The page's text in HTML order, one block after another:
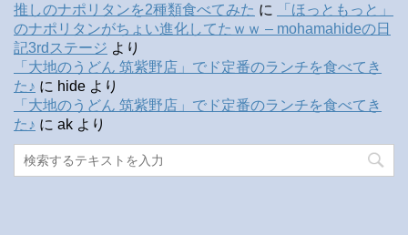
推しのナポリタンを2種類食べてみた に
「ほっともっと」
のナポリタンがちょい進化してたｗｗ – mohamahideの日
記3rdステージ より
「大地のうどん 筑紫野店」でド定番のランチを食べてき
た♪ に hide より
「大地のうどん 筑紫野店」でド定番のランチを食べてき
た♪ に ak より